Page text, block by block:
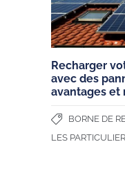
Recharger
avec des
avantages et
BORNE DE
LES